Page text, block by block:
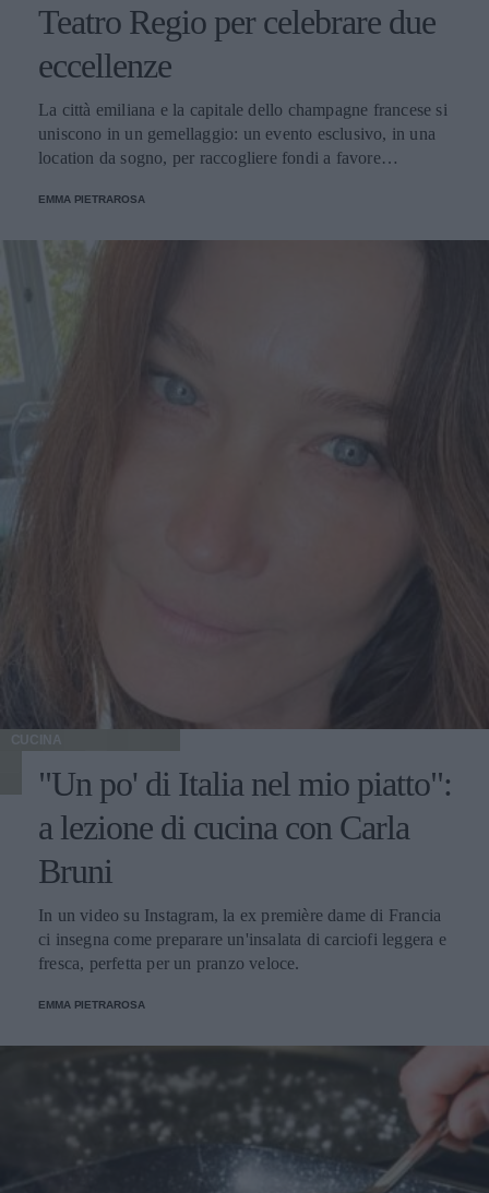
Teatro Regio per celebrare due
eccellenze
La città emiliana e la capitale dello champagne francese si
uniscono in un gemellaggio: un evento esclusivo, in una
location da sogno, per raccogliere fondi a favore
EMMA PIETRAROSA
CUCINA
"Un po' di Italia nel mio piatto":
a lezione di cucina con Carla
Bruni
In un video su Instagram, la ex première dame di Francia
ci insegna come preparare un'insalata di carciofi leggera e
fresca, perfetta per un pranzo veloce.
EMMA PIETRAROSA